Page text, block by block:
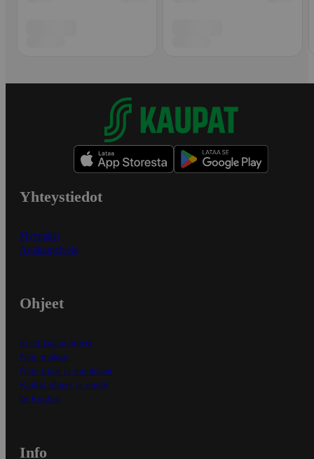
Yhteystiedot
Myymälät
Asiakaspalvelu
Ohjeet
Ensitilaajan ohjeet
Näin maksat
Näin tilaat ja muokkaat
Kaikki ohjeet ja vinkit
In English
Info